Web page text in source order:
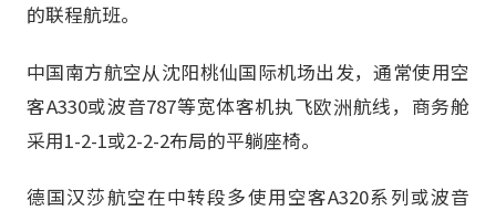
的联程航班。
中国南方航空从沈阳桃仙国际机场出发，通常使用空
客A330或波音787等宽体客机执飞欧洲航线，商务舱
采用1-2-1或2-2-2布局的平躺座椅。
德国汉莎航空在中转段多使用空客A320系列或波音